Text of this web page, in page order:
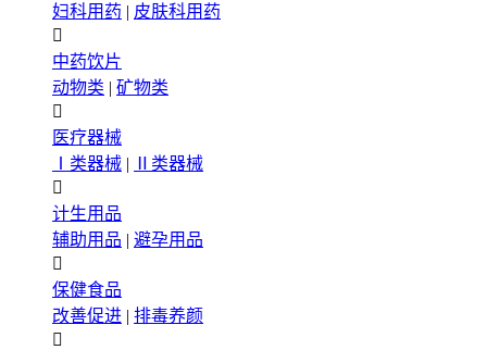
妇科用药 | 皮肤科用药

中药饮片
动物类 | 矿物类

医疗器械
Ⅰ类器械 |
Ⅱ类器械

计生用品
辅助用品 | 避孕用品

保健食品
改善促进 | 排毒养颜
